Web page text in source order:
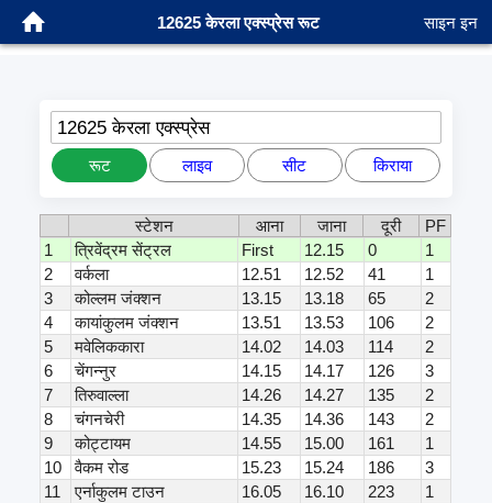
12625 केरला एक्स्प्रेस रूट साइन इन
12625 केरला एक्स्प्रेस
रूट लाइव सीट किराया
स्टेशन आना जाना दूरी
PF
1
त्रिवेंद्रम सेंट्रल First 12.15 0
1
2
वर्कला 12.51 12.52 41
1
3
कोल्लम जंक्शन 13.15 13.18 65
2
4
कायांकुलम जंक्शन 13.51 13.53 106
2
5
मवेलिककारा 14.02 14.03 114
2
6
चेंगन्नुर 14.15 14.17 126
3
7
तिरुवाल्ला 14.26 14.27 135
2
8
चंगनचेरी 14.35 14.36 143
2
9
कोट्टायम 14.55 15.00 161
1
10
वैकम रोड 15.23 15.24 186
3
11
एर्नाकुलम टाउन 16.05 16.10 223
1